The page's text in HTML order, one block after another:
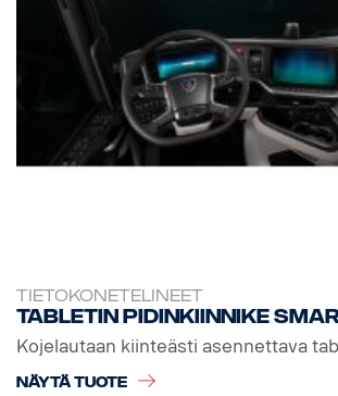
TIETOKONETELINEET
Tabletin pidinkiinnike
Kojelautaan kiinteästi asennettava
NÄYTÄ TUOTE